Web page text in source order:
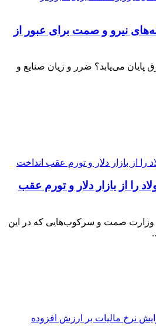
نیرو و صمت برای عبور از
پایان می‌‌‌یابد؟ ضرر و زیان صنایع و
از بازار دلار و تورم عقب
وزارت صمت و سرکوب‌هایی که در این